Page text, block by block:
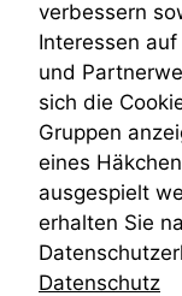
ZPO
Zustellfiktion
Zuständigkeit
Öffentliches
verbessern
Interessen
und
sich die
Gruppen
eines
ausgespielt
erhalten Sie
Datenschutz